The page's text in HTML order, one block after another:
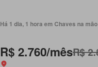
Há 1 dia, 1 hora em Chaves na mão
R$ 2.760/mêsR$